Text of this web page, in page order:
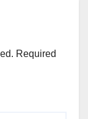
Required